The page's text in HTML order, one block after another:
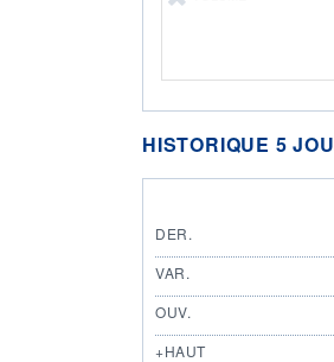
HISTORIQUE 5
DER.
VAR.
OUV.
+HAUT